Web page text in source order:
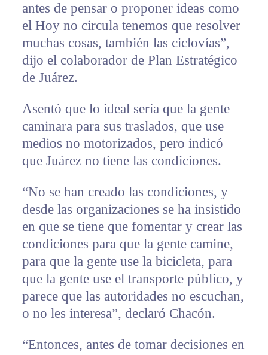
antes de pensar o proponer ideas como
el Hoy no circula tenemos que resolver
muchas cosas, también las ciclovías”,
dijo el colaborador de Plan Estratégico
de Juárez.
Asentó que lo ideal sería que la gente
caminara para sus traslados, que use
medios no motorizados, pero indicó
que Juárez no tiene las condiciones.
“No se han creado las condiciones, y
desde las organizaciones se ha insistido
en que se tiene que fomentar y crear las
condiciones para que la gente camine,
para que la gente use la bicicleta, para
que la gente use el transporte público, y
parece que las autoridades no escuchan,
o no les interesa”, declaró Chacón.
“Entonces, antes de tomar decisiones en